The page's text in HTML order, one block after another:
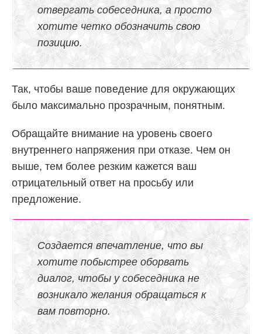
отвергать собеседника, а просто
хотите четко обозначить свою
позицию.
Так, чтобы ваше поведение для окружающих
было максимально прозрачным, понятным.
Обращайте внимание на уровень своего
внутреннего напряжения при отказе. Чем он
выше, тем более резким кажется ваш
отрицательный ответ на просьбу или
предложение.
Создается впечатление, что вы
хотите побыстрее оборвать
диалог, чтобы у собеседника не
возникало желания обращаться к
вам повторно.